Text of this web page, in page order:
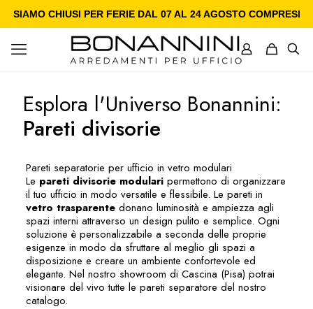
SIAMO CHIUSI PER FERIE DAL 07 AL 24 AGOSTO COMPRESI
Esplora l'Universo Bonannini:
Pareti divisorie
Pareti separatorie per ufficio in vetro modulari
Le pareti divisorie modularipermettono di organizzare
il tuo ufficio in modo versatile e flessibile. Le pareti in
vetro trasparentedonano luminosità e ampiezza agli
spazi interni attraverso un design pulito e semplice. Ogni
soluzione è personalizzabile a seconda delle proprie
esigenze in modo da sfruttare al meglio gli spazi a
disposizione e creare un ambiente confortevole ed
elegante. Nel nostro showroom di Cascina (Pisa) potrai
visionare del vivo tutte le pareti separatore del nostro
catalogo.